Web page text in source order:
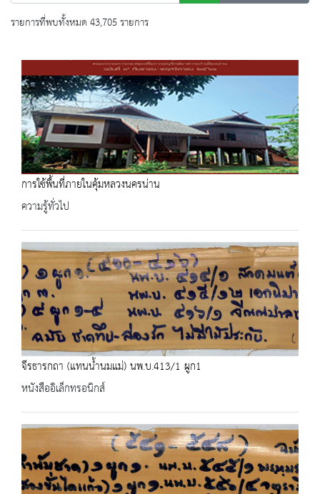
รายการที่พบทั้งหมด 43,705 รายการ
การใช้พื้นที่ภายในคุ้มหลวงนครน่าน
ความรู้ทั่วไป
จีรธารกถา (แทนน้ำนมแม่) นพ.บ.413/1 ผูก1
หนังสืออิเล็กทรอนิกส์